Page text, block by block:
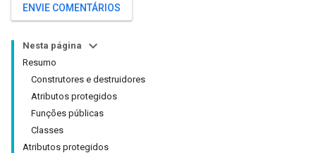
ENVIE COMENTÁRIOS
Nesta página
Resumo
Construtores e destruidores
Atributos protegidos
Funções públicas
Classes
Atributos protegidos